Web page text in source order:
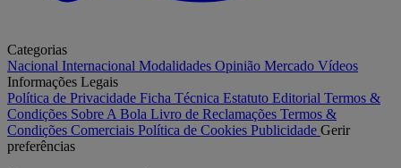
Categorias
Nacional Internacional Modalidades Opinião Mercado Vídeos
Informações Legais
Política de Privacidade Ficha Técnica Estatuto Editorial Termos &
Condições Sobre A Bola Livro de Reclamações Termos &
Condições Comerciais Política de Cookies Publicidade Gerir
preferências